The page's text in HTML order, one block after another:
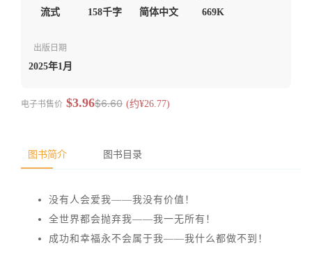
流式 158千字 简体中文 669K
出版日期
2025年1月
电子书售价 $3.96$6.60 (约¥26.77)
图书简介 图书目录
没有人会爱我——我没有价值！
全世界都会抛弃我——我一无所有！
成功和幸福永不会属于我——我什么都做不到！